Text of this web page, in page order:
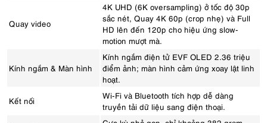
Quay video
4K UHD (6K oversampling) ở tốc độ 30p
sắc nét, Quay 4K 60p (crop nhẹ) và Full
HD lên đến 120p cho hiệu ứng slow-
motion mượt mà.
Kính ngắm & Màn hình
Kính ngắm điện tử EVF OLED 2.36 triệu
điểm ảnh; màn hình cảm ứng xoay lật linh
hoạt.
Kết nối
Wi-Fi và Bluetooth tích hợp dễ dàng
truyền tải dữ liệu sang điện thoại.